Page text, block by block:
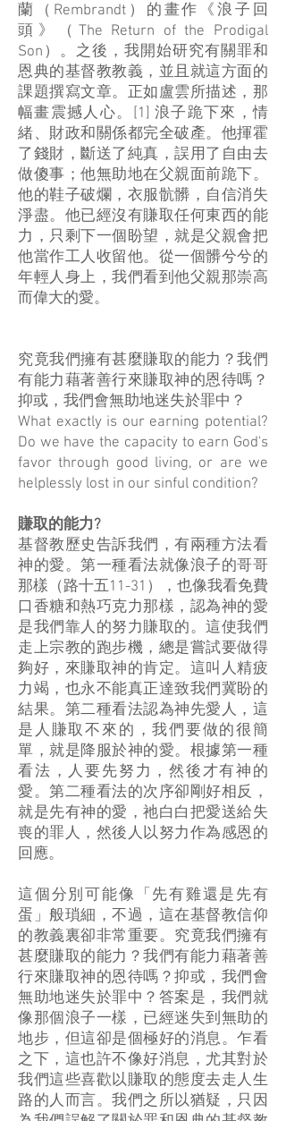
蘭（Rembrandt）的畫作《浪子回
頭》（The Return of the Prodigal
Son）。之後，我開始研究有關罪和
恩典的基督教教義，並且就這方面的
課題撰寫文章。正如盧雲所描述，那
幅畫震撼人心。[1] 浪子跪下來，情
緒、財政和關係都完全破產。他揮霍
了錢財，斷送了純真，誤用了自由去
做傻事；他無助地在父親面前跪下。
他的鞋子破爛，衣服骯髒，自信消失
淨盡。他已經沒有賺取任何東西的能
力，只剩下一個盼望，就是父親會把
他當作工人收留他。從一個髒兮兮的
年輕人身上，我們看到他父親那崇高
而偉大的愛。
究竟我們擁有甚麼賺取的能力？我們
有能力藉著善行來賺取神的恩待嗎？
抑或，我們會無助地迷失於罪中？
What exactly is our earning potential?
Do we have the capacity to earn God's
favor through good living, or are we
helplessly lost in our sinful condition?
賺取的能力?
基督教歷史告訴我們，有兩種方法看
神的愛。第一種看法就像浪子的哥哥
那樣（路十五11-31），也像我看免費
口香糖和熱巧克力那樣，認為神的愛
是我們靠人的努力賺取的。這使我們
走上宗教的跑步機，總是嘗試要做得
夠好，來賺取神的肯定。這叫人精疲
力竭，也永不能真正達致我們冀盼的
結果。第二種看法認為神先愛人，這
是人賺取不來的，我們要做的很簡
單，就是降服於神的愛。根據第一種
看法，人要先努力，然後才有神的
愛。第二種看法的次序卻剛好相反，
就是先有神的愛，祂白白把愛送給失
喪的罪人，然後人以努力作為感恩的
回應。
這個分別可能像「先有雞還是先有
蛋」般瑣細，不過，這在基督教信仰
的教義裏卻非常重要。究竟我們擁有
甚麼賺取的能力？我們有能力藉著善
行來賺取神的恩待嗎？抑或，我們會
無助地迷失於罪中？答案是，我們就
像那個浪子一樣，已經迷失到無助的
地步，但這卻是個極好的消息。乍看
之下，這也許不像好消息，尤其對於
我們這些喜歡以賺取的態度去走人生
路的人而言。我們之所以猶疑，只因